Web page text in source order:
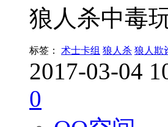
狼人杀中毒
标签： 术士卡组 狼人杀 狼人欺
2017-03-04
0